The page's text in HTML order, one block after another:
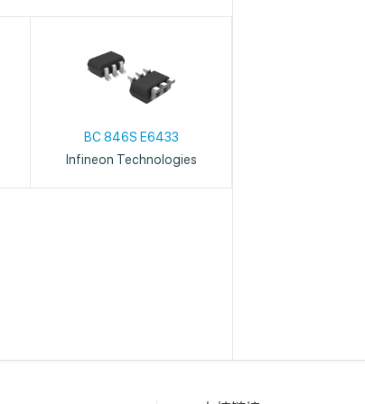
BC 846S E6433
Infineon Technologies